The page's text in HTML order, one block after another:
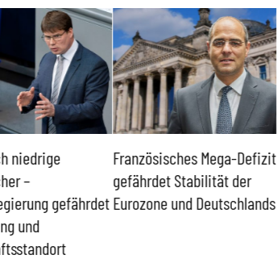
niedrige
–
gefährdet
und
Französisches Mega-Defizit
gefährdet Stabilität der
Eurozone und Deutschlands